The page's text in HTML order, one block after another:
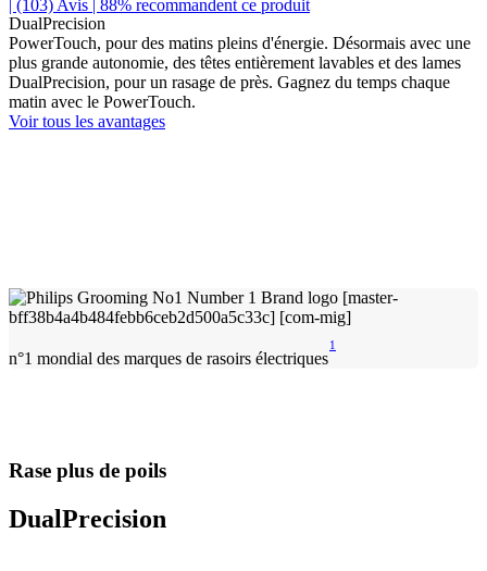
| (103) Avis | 88% recommandent ce produit
DualPrecision
PowerTouch, pour des matins pleins d'énergie. Désormais avec une
plus grande autonomie, des têtes entièrement lavables et des lames
DualPrecision, pour un rasage de près. Gagnez du temps chaque
matin avec le PowerTouch.
Voir tous les avantages
n°1 mondial des marques de rasoirs électriques
1
Rase plus de poils
DualPrecision